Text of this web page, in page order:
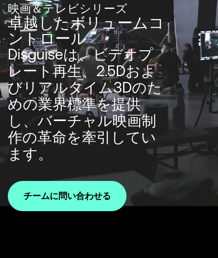
映画＆テレビシリーズ
卓越したボリュームコ
ントロール
Disguiseは、ビデオプ
レート再生、2.5Dおよ
びリアルタイム3Dのた
めの業界標準を提供
し、バーチャル映画制
作の革命を牽引してい
ます。
チームに問い合わせる